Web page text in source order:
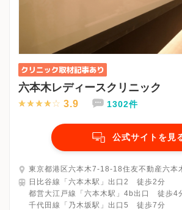
六本木レディースクリニック
3.9 1302件
公式サイトを見
東京都港区六本木7-18-18住友不動産六本
日比谷線「六本木駅」出口2 徒歩2分
都営大江戸線「六本木駅」4b出口 徒歩4
千代田線「乃木坂駅」出口5 徒歩7分